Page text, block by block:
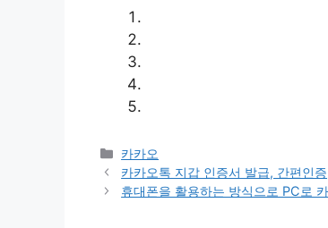
카
테
고
카카오
카카오톡 지갑 인증서 발급, 간편인
휴대폰을 활용하는 방식으로 PC로